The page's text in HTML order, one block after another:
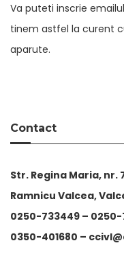
Va puteti inscrie
tinem astfel la curent
aparute.
Contact
Str. Regina Maria, nr.
Ramnicu Valcea,
0250-733449 – 0250-
0350-401680 –